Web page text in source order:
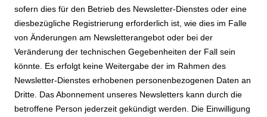
sofern dies für den Betrieb des Newsletter-Dienstes oder eine
diesbezügliche Registrierung erforderlich ist, wie dies im Falle
von Änderungen am Newsletterangebot oder bei der
Veränderung der technischen Gegebenheiten der Fall sein
könnte. Es erfolgt keine Weitergabe der im Rahmen des
Newsletter-Dienstes erhobenen personenbezogenen Daten an
Dritte. Das Abonnement unseres Newsletters kann durch die
betroffene Person jederzeit gekündigt werden. Die Einwilligung